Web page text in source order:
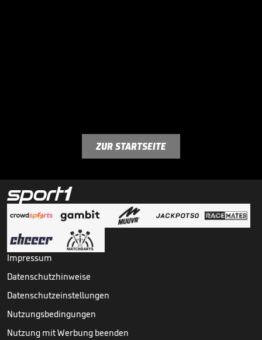
ZUR STARTSEITE
Impressum
Datenschutzhinweise
Datenschutzeinstellungen
Nutzungsbedingungen
Nutzung mit Werbung beenden